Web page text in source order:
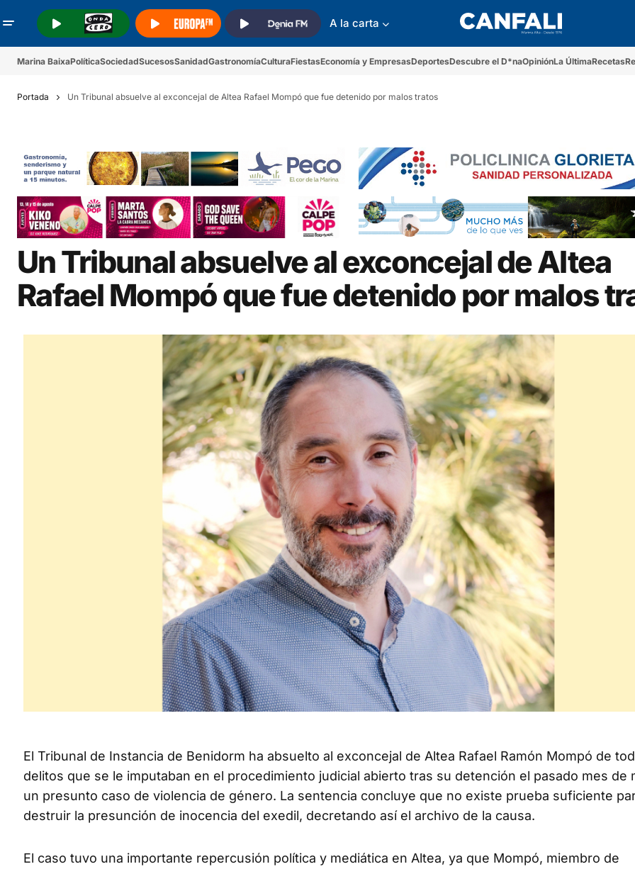
A la carta
Marina BaixaPolíticaSociedadSucesosSanidadGastronomíaCulturaFiestasEconomía y EmpresasDeportesDescubre el D*naOpiniónLa ÚltimaRecetas
Portada Un Tribunal absuelve al exconcejal de Altea Rafael Mompó que fue detenido por malos tratos
Un Tribunal absuelve al exconcejal de Altea
Rafael Mompó que fue detenido por malos
El Tribunal de Instancia de Benidorm ha absuelto al exconcejal de Altea Rafael Ramón Mompó de
delitos que se le imputaban en el procedimiento judicial abierto tras su detención el pasado mes de
un presunto caso de violencia de género. La sentencia concluye que no existe prueba suficiente
destruir la presunción de inocencia del exedil, decretando así el archivo de la causa.
El caso tuvo una importante repercusión política y mediática en Altea, ya que Mompó, miembro de